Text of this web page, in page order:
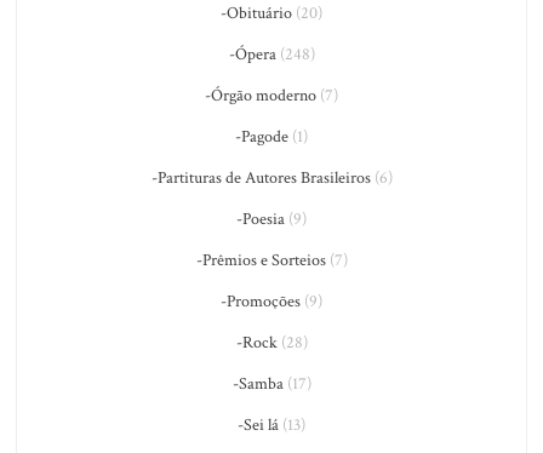
-Obituário (20)
-Ópera(248)
-Órgão moderno (7)
-Pagode (1)
-Partituras de Autores Brasileiros(6)
-Poesia (9)
-Prêmios e Sorteios(7)
-Promoções (9)
-Rock(28)
-Samba(17)
-Sei lá (13)